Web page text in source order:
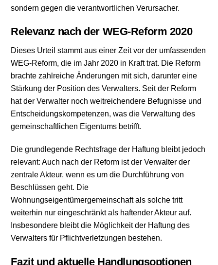
sondern gegen die verantwortlichen Verursacher.
Relevanz nach der WEG-Reform 2020
Dieses Urteil stammt aus einer Zeit vor der umfassenden
WEG-Reform, die im Jahr 2020 in Kraft trat. Die Reform
brachte zahlreiche Änderungen mit sich, darunter eine
Stärkung der Position des Verwalters. Seit der Reform
hat der Verwalter noch weitreichendere Befugnisse und
Entscheidungskompetenzen, was die Verwaltung des
gemeinschaftlichen Eigentums betrifft.
Die grundlegende Rechtsfrage der Haftung bleibt jedoch
relevant: Auch nach der Reform ist der Verwalter der
zentrale Akteur, wenn es um die Durchführung von
Beschlüssen geht. Die
Wohnungseigentümergemeinschaft als solche tritt
weiterhin nur eingeschränkt als haftender Akteur auf.
Insbesondere bleibt die Möglichkeit der Haftung des
Verwalters für Pflichtverletzungen bestehen.
Fazit und aktuelle Handlungsoptionen